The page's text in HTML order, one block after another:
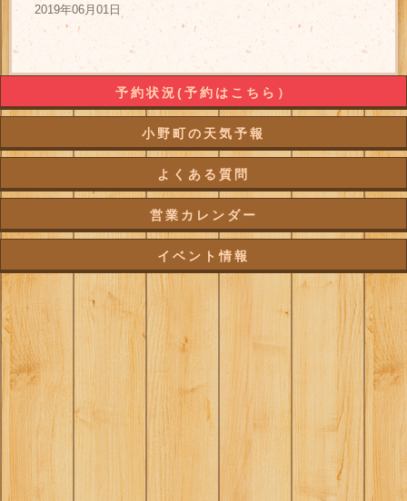
2019年06月01日
予約状況(予約はこちら）
小野町の天気予報
よくある質問
営業カレンダー
イベント情報